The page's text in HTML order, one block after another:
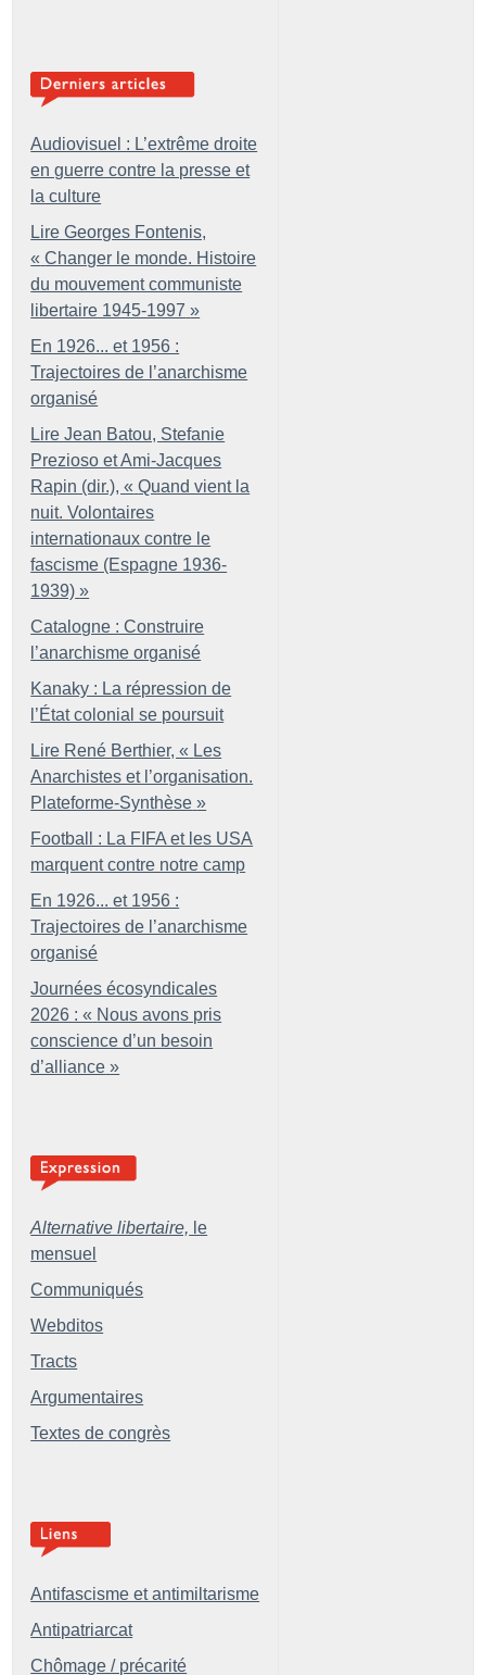
Audiovisuel : L’extrême droite
en guerre contre la presse et
la culture
Lire Georges Fontenis,
« Changer le monde. Histoire
du mouvement communiste
libertaire 1945-1997 »
En 1926... et 1956 :
Trajectoires de l’anarchisme
organisé
Lire Jean Batou, Stefanie
Prezioso et Ami-Jacques
Rapin (dir.), « Quand vient la
nuit. Volontaires
internationaux contre le
fascisme (Espagne 1936-
1939) »
Catalogne : Construire
l’anarchisme organisé
Kanaky : La répression de
l’État colonial se poursuit
Lire René Berthier, « Les
Anarchistes et l’organisation.
Plateforme-Synthèse »
Football : La FIFA et les USA
marquent contre notre camp
En 1926... et 1956 :
Trajectoires de l’anarchisme
organisé
Journées écosyndicales
2026 : « Nous avons pris
conscience d’un besoin
d’alliance »
Alternative libertaire, le
mensuel
Communiqués
Webditos
Tracts
Argumentaires
Textes de congrès
Antifascisme et antimiltarisme
Antipatriarcat
Chômage / précarité